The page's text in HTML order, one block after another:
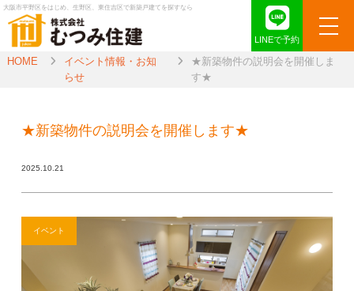
大阪市平野区をはじめ、生野区、東住吉区で新築戸建てを探すなら
LINEで予約
HOME
イベント情報・お知
らせ
★新築物件の説明会を開催しま
す★
★新築物件の説明会を開催します★
2025.10.21
イベント